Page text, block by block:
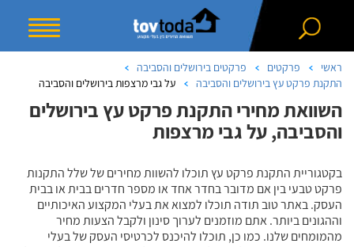
ראשי פרקטים
פרקטים בירושלים והסביבה
התקנת פרקט עץ בירושלים והסביבה
על גבי מרצפות בירושלים והסביבה
השוואת מחירי התקנת פרקט עץ בירושלים
והסביבה, על גבי מרצפות
בקטגוריית התקנת פרקט עץ תוכלו להשוות מחירים של שלל התקנות
פרקט טבעי בין אם מדובר בחדר אחד או מספר חדרים בבית או בבית
העסק. באתר טוב תודה תוכלו למצוא את בעלי המקצוע האיכותיים
וההגונים ביותר. אתם מוזמנים לערוך סינון ולקבל הצעות מחיר
מהמומחים שלנו. כמו כן, תוכלו להיכנס לכרטיסי העסק של בעלי